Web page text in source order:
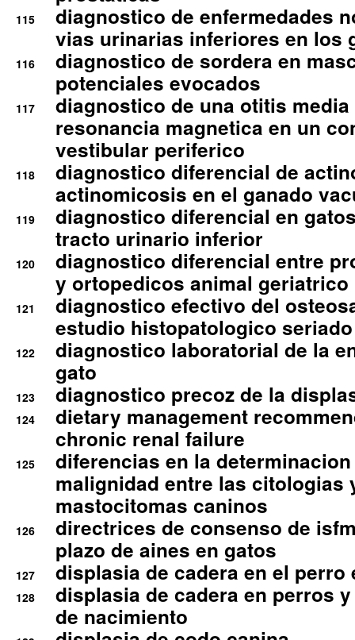
115
diagnostico de enfermedades
vias urinarias inferiores en los
116
diagnostico de sordera en
potenciales evocados
117
diagnostico de una otitis
resonancia magnetica en un
vestibular periferico
118
diagnostico diferencial de
actinomicosis en el ganado
119
diagnostico diferencial en
tracto urinario inferior
120
diagnostico diferencial entre
y ortopedicos animal geriatrico
121
diagnostico efectivo del
estudio histopatologico seriado
122
diagnostico laboratorial de la
gato
123 diagnostico precoz de la
124
dietary management
chronic renal failure
125
diferencias en la
malignidad entre las citologias
mastocitomas caninos
126
directrices de consenso de
plazo de aines en gatos
127 displasia de cadera en el perro
128
displasia de cadera en perros
de nacimiento